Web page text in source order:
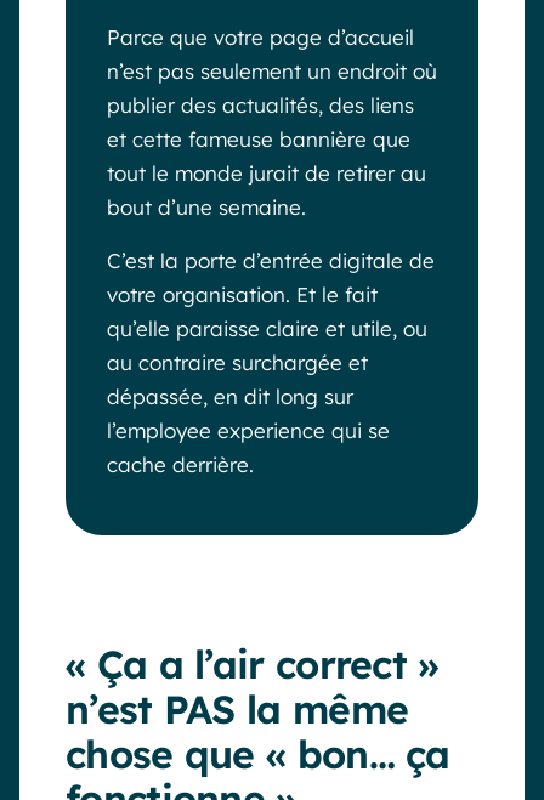
Parce que votre page d’accueil
n’est pas seulement un endroit où
publier des actualités, des liens
et cette fameuse bannière que
tout le monde jurait de retirer au
bout d’une semaine.
C’est la porte d’entrée digitale de
votre organisation. Et le fait
qu’elle paraisse claire et utile, ou
au contraire surchargée et
dépassée, en dit long sur
l’employee experience qui se
cache derrière.
« Ça a l’air correct »
n’est PAS la même
chose que « bon… ça